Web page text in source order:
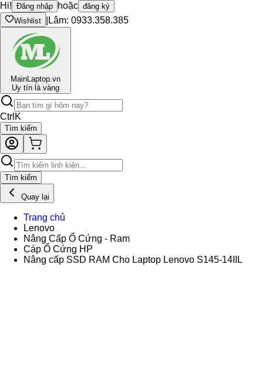
Hi! Đăng nhập hoặc đăng ký
Wishlist
Lâm: 0933.358.385
MainLaptop.vn
Uy tín là vàng
Ctrl K
Tìm kiếm
Tìm kiếm
Quay lại
Trang chủ
Lenovo
Nâng Cấp Ổ Cứng - Ram
Cáp Ổ Cứng HP
Nâng cấp SSD RAM Cho Laptop Lenovo S145-14IIL